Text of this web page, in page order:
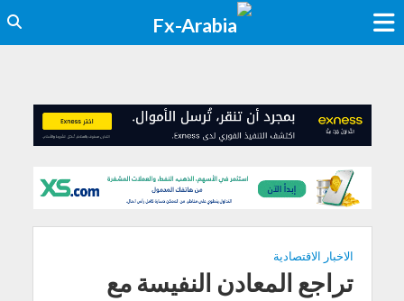
الاخبار الاقتصادية
تراجع المعادن النفيسة مع